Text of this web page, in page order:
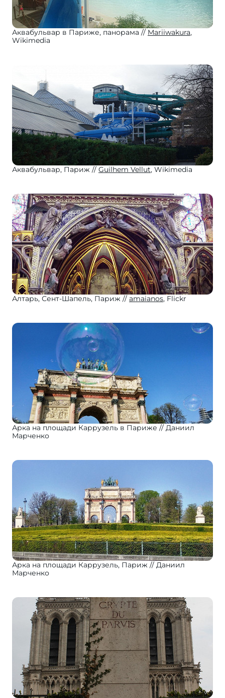
Аквабульвар в Париже, панорама Mariiwakura,
Wikimedia
Аквабульвар, Париж Guilhem Vellut, Wikimedia
Алтарь, Сент-Шапель, Париж amaianos, Flickr
Арка на площади Каррузель в Париже
Даниил
Марченко
Арка на площади Каррузель, Париж
Даниил
Марченко